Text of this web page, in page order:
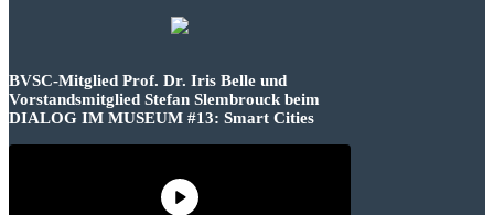
BVSC-Mitglied Prof. Dr. Iris Belle und
Vorstandsmitglied Stefan Slembrouck beim
DIALOG IM MUSEUM #13: Smart Cities